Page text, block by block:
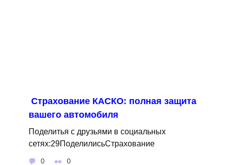
Страхование КАСКО: полная защита
вашего автомобиля
Поделитья с друзьями в социальных
сетях:29ПоделилисьСтрахование
0 0